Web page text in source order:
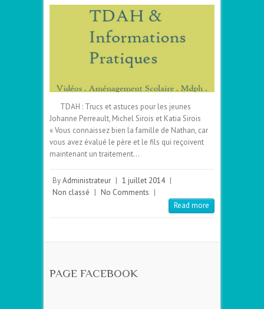
TDAH : Trucs et astuces pour les jeunes
Johanne Perreault, Michel Sirois et Katia Sirois
« Vous connaissez bien la famille de Nathan, car
vous avez évalué le père et le fils qui reçoivent
maintenant un traitement…
ByAdministrateur | 1 juillet 2014 |
Non classé | No Comments |
Read more
PAGE FACEBOOK